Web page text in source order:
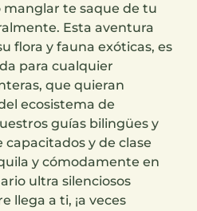
manglar te saque de tu
Esta aventura
flora y fauna exóticas, es
para cualquier
que quieran
ecosistema de
guías bilingües y
y de clase
y cómodamente en
ultra silenciosos
llega a ti, ¡a veces